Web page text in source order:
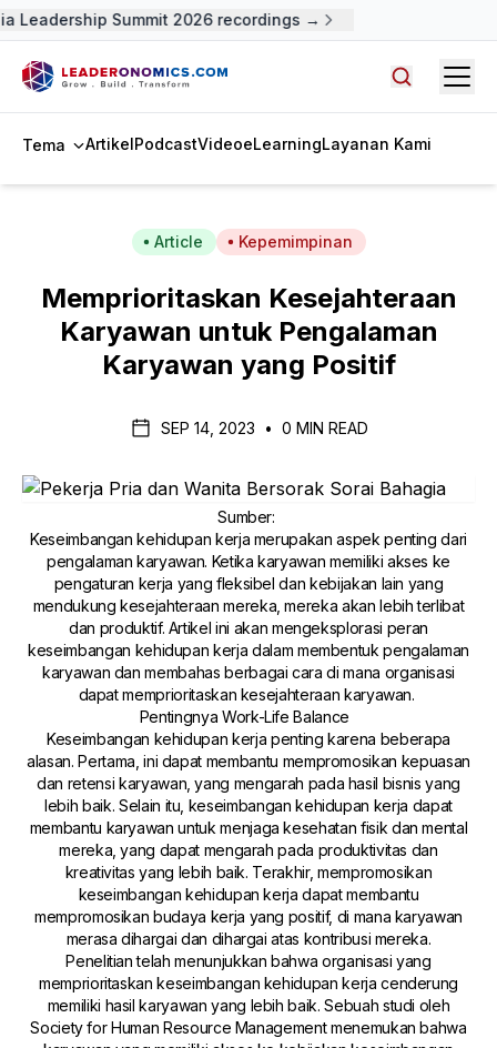
Leadership Summit 2026 recordings →
Tema ArtikelPodcastVideoeLearningLayanan Kami
Article Kepemimpinan
Memprioritaskan Kesejahteraan
Karyawan untuk Pengalaman
Karyawan yang Positif
SEP 14, 2023 • 0 MIN READ
Sumber:
Keseimbangan kehidupan kerja merupakan aspek penting dari
pengalaman karyawan. Ketika karyawan memiliki akses ke
pengaturan kerja yang fleksibel dan kebijakan lain yang
mendukung kesejahteraan mereka, mereka akan lebih terlibat
dan produktif. Artikel ini akan mengeksplorasi peran
keseimbangan kehidupan kerja dalam membentuk pengalaman
karyawan dan membahas berbagai cara di mana organisasi
dapat memprioritaskan kesejahteraan karyawan.
Pentingnya Work-Life Balance
Keseimbangan kehidupan kerja penting karena beberapa
alasan. Pertama, ini dapat membantu mempromosikan kepuasan
dan retensi karyawan, yang mengarah pada hasil bisnis yang
lebih baik. Selain itu, keseimbangan kehidupan kerja dapat
membantu karyawan untuk menjaga kesehatan fisik dan mental
mereka, yang dapat mengarah pada produktivitas dan
kreativitas yang lebih baik. Terakhir, mempromosikan
keseimbangan kehidupan kerja dapat membantu
mempromosikan budaya kerja yang positif, di mana karyawan
merasa dihargai dan dihargai atas kontribusi mereka.
Penelitian telah menunjukkan bahwa organisasi yang
memprioritaskan keseimbangan kehidupan kerja cenderung
memiliki hasil karyawan yang lebih baik. Sebuah studi oleh
Society for Human Resource Management menemukan bahwa